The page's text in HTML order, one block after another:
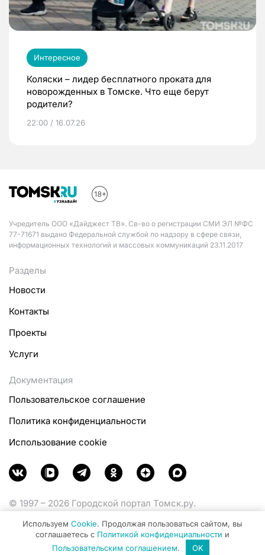
Интересное
Коляски – лидер бесплатного проката для
новорожденных в Томске. Что еще берут
родители?
22:00 / 16.07.26
Учредитель ООО «Дайджест ТВ». Св-во о регистрации СМИ ЭЛ №ФС
77-71671 выдано Федеральной службой по надзору в сфере связи,
информационных технологий и массовых коммуникаций 23.11.2017
Разделы
Новости
Контакты
Проекты
Услуги
Документация
Пользовательское соглашение
Политика конфиденциальности
Использование cookie
© 1997 – 2026 Городской портал Томск.ру.
Министерства цифрового развития, связи и массовых
коммуникаций Российской Федерации.
Используем Cookie. Продолжая пользоваться сайтом, вы
соглашаетесь с Политикой конфиденциальности и
Пользовательским соглашением. OK